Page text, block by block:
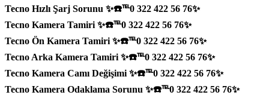
Tecno Hızlı Şarj Sorunu ✨☎️℡0 322 422 56 76✨
Tecno Kamera Tamiri ✨☎️℡0 322 422 56 76✨
Tecno Ön Kamera Tamiri ✨☎️℡0 322 422 56 76✨
Tecno Arka Kamera Tamiri ✨☎️℡0 322 422 56 76✨
Tecno Kamera Camı Değişimi ✨☎️℡0 322 422 56 76✨
Tecno Kamera Odaklama Sorunu ✨☎️℡0 322 422 56 76✨